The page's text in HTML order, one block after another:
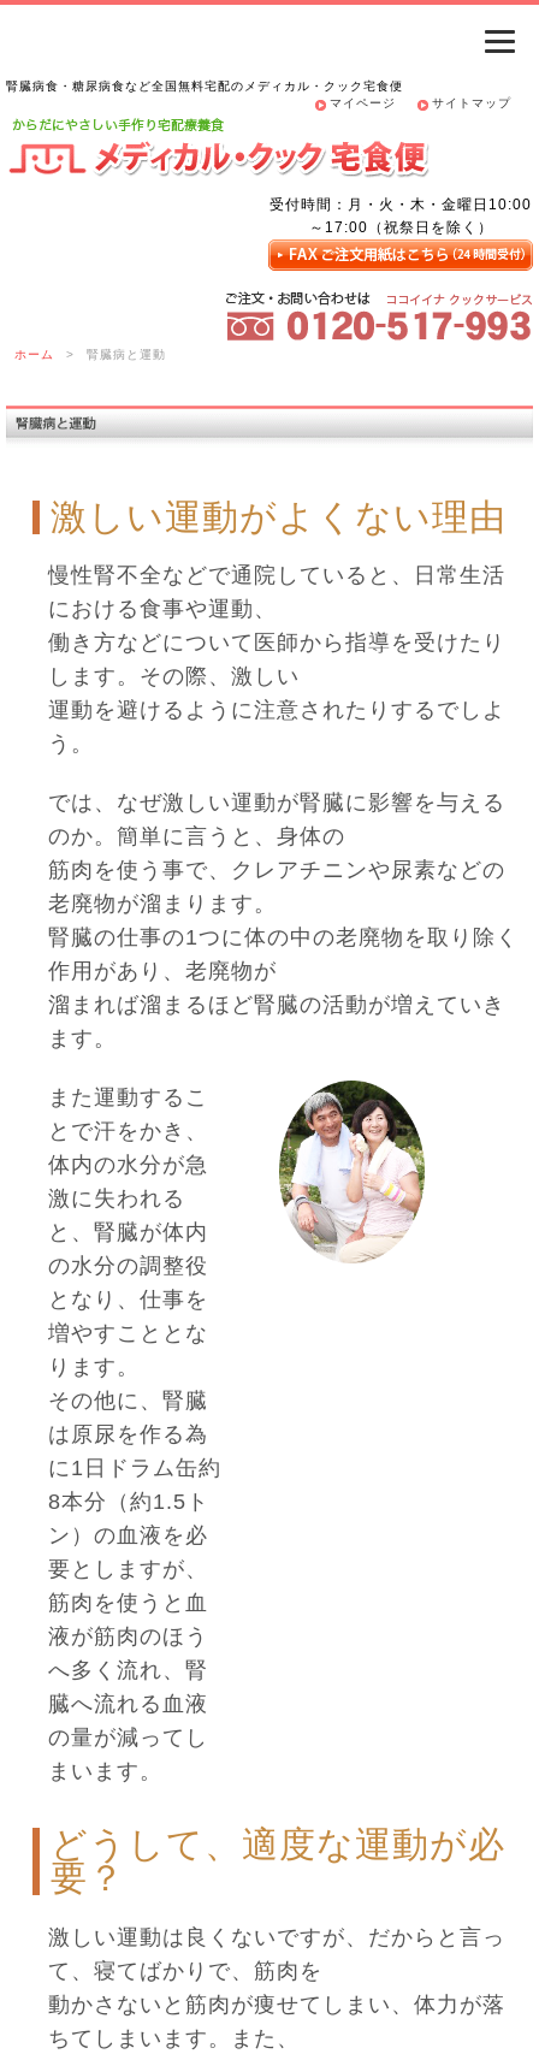
腎臓病食・糖尿病食など全国無料宅配のメディカル・クック宅食便
マイページ
サイトマップ
受付時間：月・火・木・金曜日10:00
～17:00（祝祭日を除く）
ホーム > 腎臓病と運動
激しい運動がよくない理由
慢性腎不全などで通院していると、日常生活
における食事や運動、
働き方などについて医師から指導を受けたり
します。その際、激しい
運動を避けるように注意されたりするでしよ
う。
では、なぜ激しい運動が腎臓に影響を与える
のか。簡単に言うと、身体の
筋肉を使う事で、クレアチニンや尿素などの
老廃物が溜まります。
腎臓の仕事の1つに体の中の老廃物を取り除く
作用があり、老廃物が
溜まれば溜まるほど腎臓の活動が増えていき
ます。
また運動するこ
とで汗をかき、
体内の水分が急
激に失われる
と、腎臓が体内
の水分の調整役
となり、仕事を
増やすこととな
ります。
その他に、腎臓
は原尿を作る為
に1日ドラム缶約
8本分（約1.5ト
ン）の血液を必
要としますが、
筋肉を使うと血
液が筋肉のほう
へ多く流れ、腎
臓へ流れる血液
の量が減ってし
まいます。
どうして、適度な運動が必
要？
激しい運動は良くないですが、だからと言っ
て、寝てばかりで、筋肉を
動かさないと筋肉が痩せてしまい、体力が落
ちてしまいます。また、